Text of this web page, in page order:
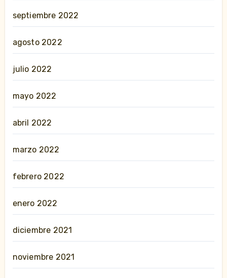
septiembre 2022
agosto 2022
julio 2022
mayo 2022
abril 2022
marzo 2022
febrero 2022
enero 2022
diciembre 2021
noviembre 2021